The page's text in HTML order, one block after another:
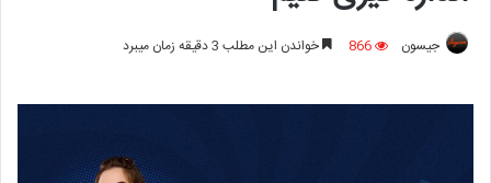
جیسون 866 خواندن این مطلب 3 دقیقه زمان میبرد